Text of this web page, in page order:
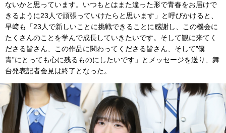
ないかと思っています。いつもとはまた違った形で青春をお届けで
きるように23人で頑張っていけたらと思います」と呼びかけると、
早﨑も「23人で新しいことに挑戦できることに感謝し、この機会に
たくさんのことを学んで成長していきたいです。そして観に来てく
ださる皆さん、この作品に関わってくださる皆さん、そして”僕
青”にとっても心に残るものにしたいです」とメッセージを送り、舞
台発表記者会見は終了となった。